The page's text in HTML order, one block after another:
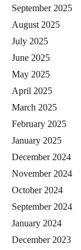
September 2025
August 2025
July 2025
June 2025
May 2025
April 2025
March 2025
February 2025
January 2025
December 2024
November 2024
October 2024
September 2024
January 2024
December 2023